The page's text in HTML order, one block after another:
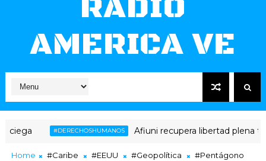
RADIO
AMERICA VE
#DERECHOSHUMANOS Afiuni recupera libertad plena tras 16
Home #Caribe #EEUU #Geopolítica
#Pentágono